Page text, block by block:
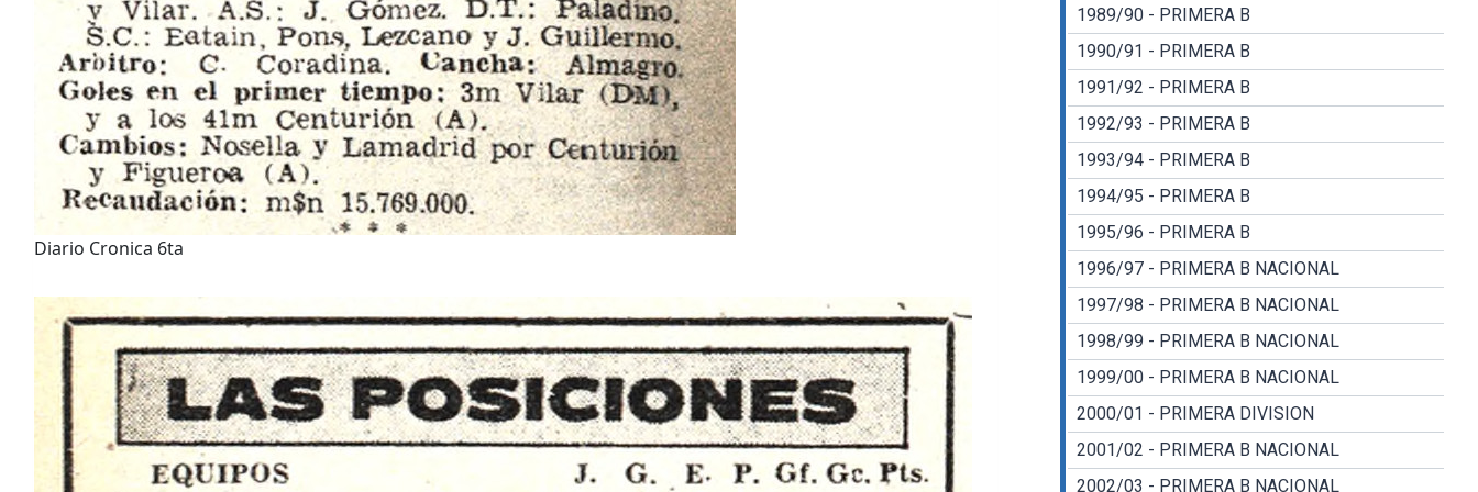
Diario Cronica 6ta
1989/90 - PRIMERA B
1990/91 - PRIMERA B
1991/92 - PRIMERA B
1992/93 - PRIMERA B
1993/94 - PRIMERA B
1994/95 - PRIMERA B
1995/96 - PRIMERA B
1996/97 - PRIMERA B NACIONAL
1997/98 - PRIMERA B NACIONAL
1998/99 - PRIMERA B NACIONAL
1999/00 - PRIMERA B NACIONAL
2000/01 - PRIMERA DIVISION
2001/02 - PRIMERA B NACIONAL
2002/03 - PRIMERA B NACIONAL